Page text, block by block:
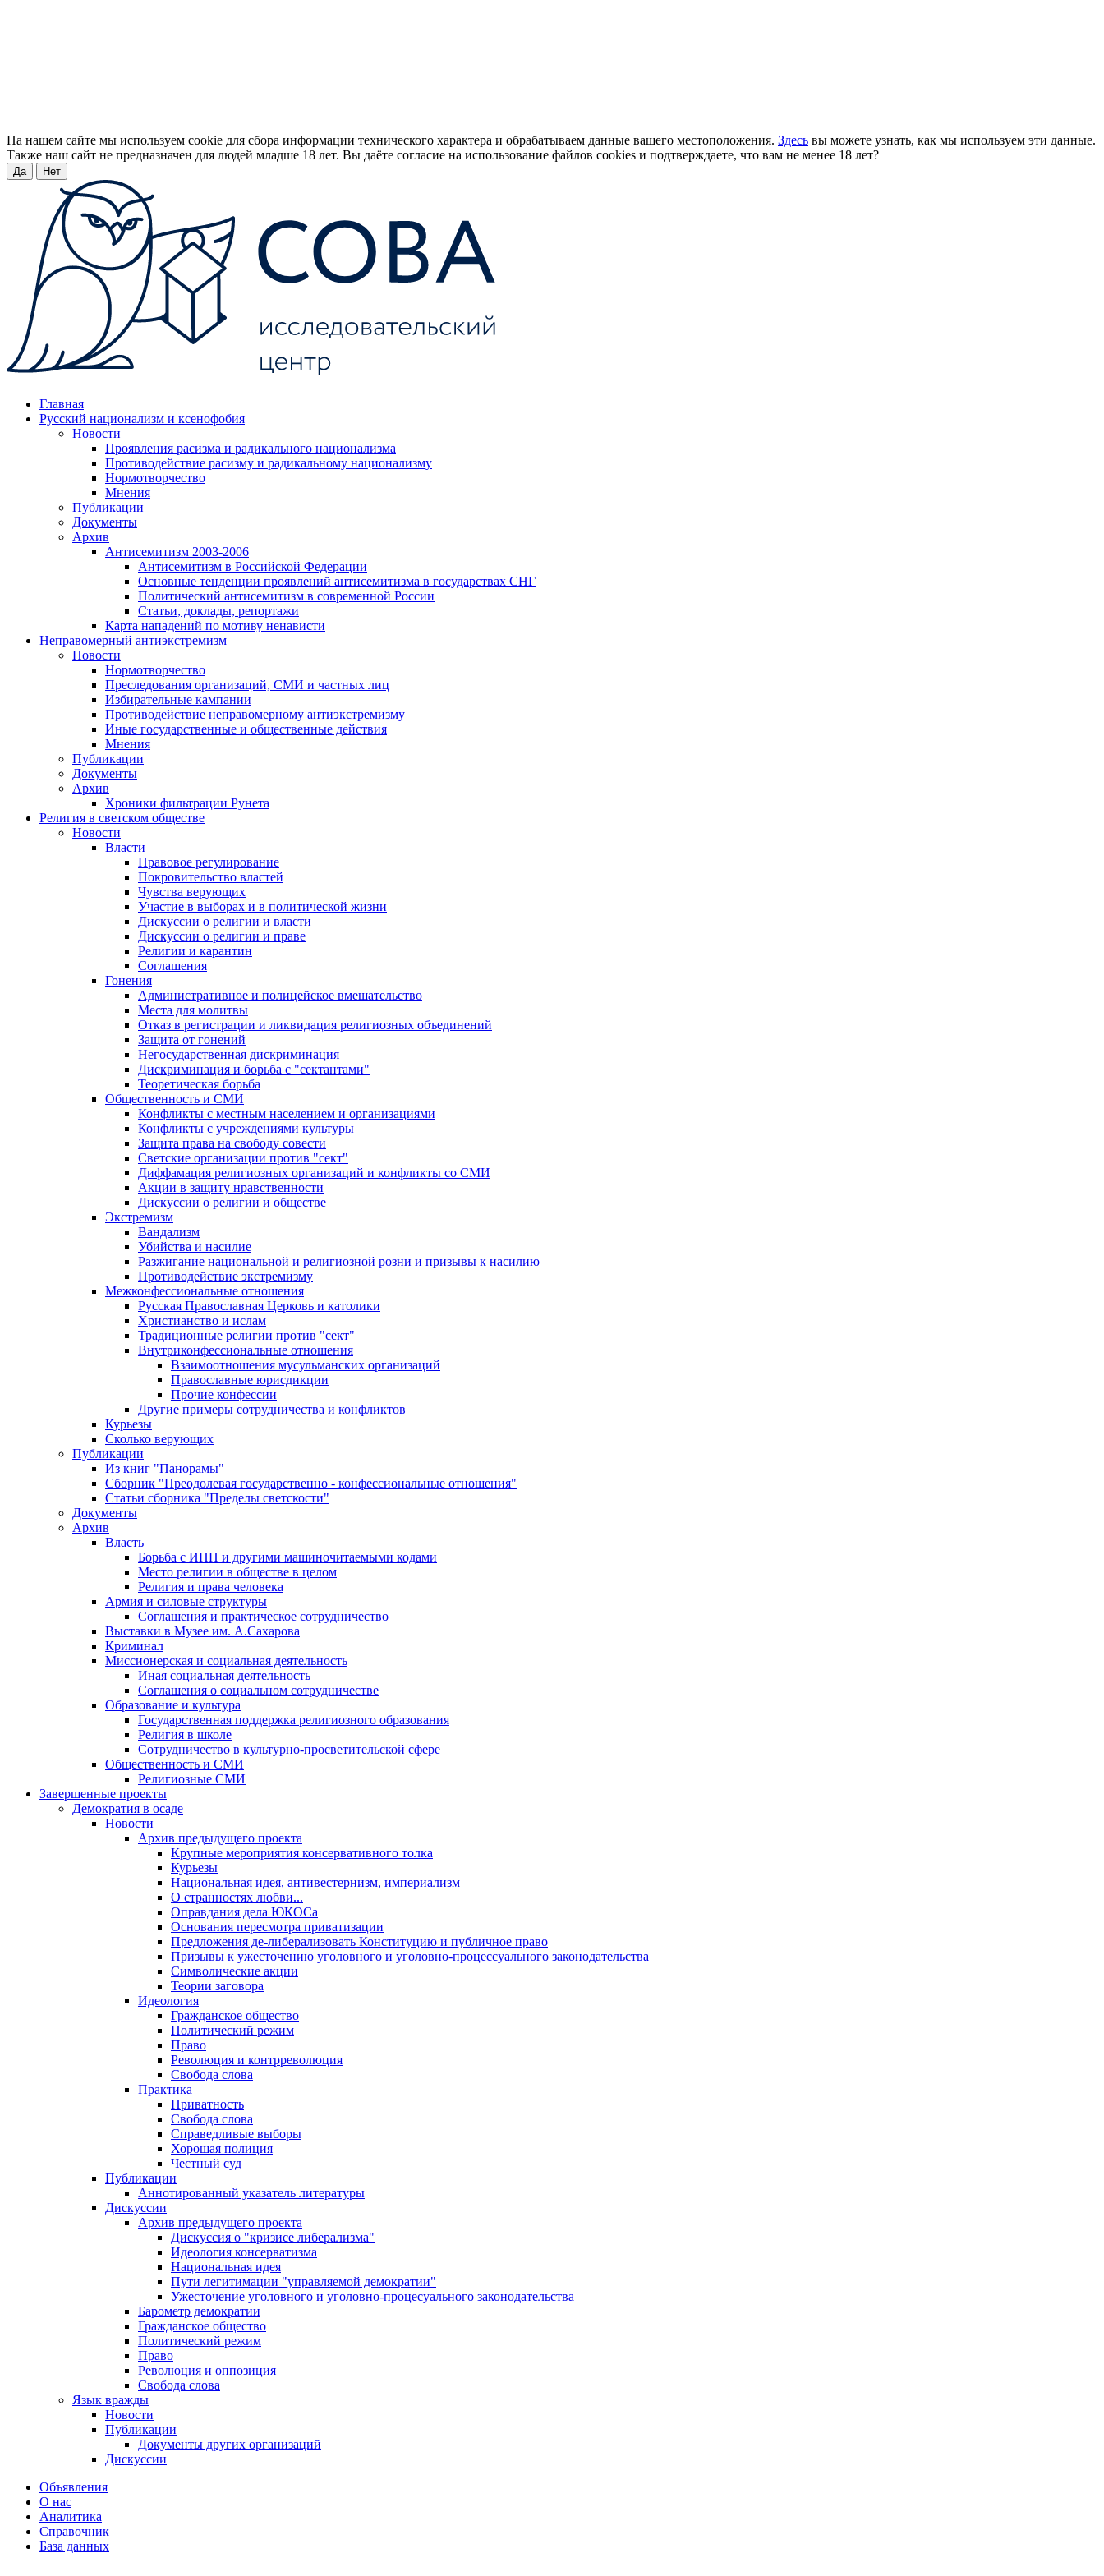
На нашем сайте мы используем cookie для сбора информации технического характера и обрабатываем данные вашего местоположения. Здесь вы можете узнать, как мы используем эти данные.
Также наш сайт не предназначен для людей младше 18 лет. Вы даёте согласие на использование файлов cookies и подтверждаете, что вам не менее 18 лет?
Да Нет
Главная
Русский национализм и ксенофобия
Новости
Проявления расизма и радикального национализма
Противодействие расизму и радикальному национализму
Нормотворчество
Мнения
Публикации
Документы
Архив
Антисемитизм 2003-2006
Антисемитизм в Российской Федерации
Основные тенденции проявлений антисемитизма в государствах СНГ
Политический антисемитизм в современной России
Статьи, доклады, репортажи
Карта нападений по мотиву ненависти
Неправомерный антиэкстремизм
Новости
Нормотворчество
Преследования организаций, СМИ и частных лиц
Избирательные кампании
Противодействие неправомерному антиэкстремизму
Иные государственные и общественные действия
Мнения
Публикации
Документы
Архив
Хроники фильтрации Рунета
Религия в светском обществе
Новости
Власти
Правовое регулирование
Покровительство властей
Чувства верующих
Участие в выборах и в политической жизни
Дискуссии о религии и власти
Дискуссии о религии и праве
Религии и карантин
Соглашения
Гонения
Административное и полицейское вмешательство
Места для молитвы
Отказ в регистрации и ликвидация религиозных объединений
Защита от гонений
Негосударственная дискриминация
Дискриминация и борьба с "сектантами"
Теоретическая борьба
Общественность и СМИ
Конфликты с местным населением и организациями
Конфликты с учреждениями культуры
Защита права на свободу совести
Светские организации против "сект"
Диффамация религиозных организаций и конфликты со СМИ
Акции в защиту нравственности
Дискуссии о религии и обществе
Экстремизм
Вандализм
Убийства и насилие
Разжигание национальной и религиозной розни и призывы к насилию
Противодействие экстремизму
Межконфессиональные отношения
Русская Православная Церковь и католики
Христианство и ислам
Традиционные религии против "сект"
Внутриконфессиональные отношения
Взаимоотношения мусульманских организаций
Православные юрисдикции
Прочие конфессии
Другие примеры сотрудничества и конфликтов
Курьезы
Сколько верующих
Публикации
Из книг "Панорамы"
Сборник "Преодолевая государственно - конфессиональные отношения"
Статьи сборника "Пределы светскости"
Документы
Архив
Власть
Борьба с ИНН и другими машиночитаемыми кодами
Место религии в обществе в целом
Религия и права человека
Армия и силовые структуры
Соглашения и практическое сотрудничество
Выставки в Музее им. А.Сахарова
Криминал
Миссионерская и социальная деятельность
Иная социальная деятельность
Соглашения о социальном сотрудничестве
Образование и культура
Государственная поддержка религиозного образования
Религия в школе
Сотрудничество в культурно-просветительской сфере
Общественность и СМИ
Религиозные СМИ
Завершенные проекты
Демократия в осаде
Новости
Архив предыдущего проекта
Крупные мероприятия консервативного толка
Курьезы
Национальная идея, антивестернизм, империализм
О странностях любви...
Оправдания дела ЮКОСа
Основания пересмотра приватизации
Предложения де-либерализовать Конституцию и публичное право
Призывы к ужесточению уголовного и уголовно-процессуального законодательства
Символические акции
Теории заговора
Идеология
Гражданское общество
Политический режим
Право
Революция и контрреволюция
Свобода слова
Практика
Приватность
Свобода слова
Справедливые выборы
Хорошая полиция
Честный суд
Публикации
Аннотированный указатель литературы
Дискуссии
Архив предыдущего проекта
Дискуссия о "кризисе либерализма"
Идеология консерватизма
Национальная идея
Пути легитимации "управляемой демократии"
Ужесточение уголовного и уголовно-процесуального законодательства
Барометр демократии
Гражданское общество
Политический режим
Право
Революция и оппозиция
Свобода слова
Язык вражды
Новости
Публикации
Документы других организаций
Дискуссии
Объявления
О нас
Аналитика
Справочник
База данных